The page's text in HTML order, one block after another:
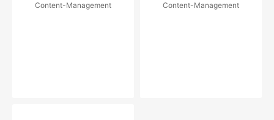
Content-Management Content-Management